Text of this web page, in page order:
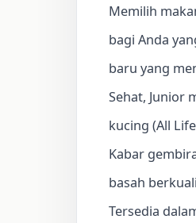
Memilih
bagi Anda
baru yang
Sehat, Junior
kucing (All
Kabar
basah
Tersedia